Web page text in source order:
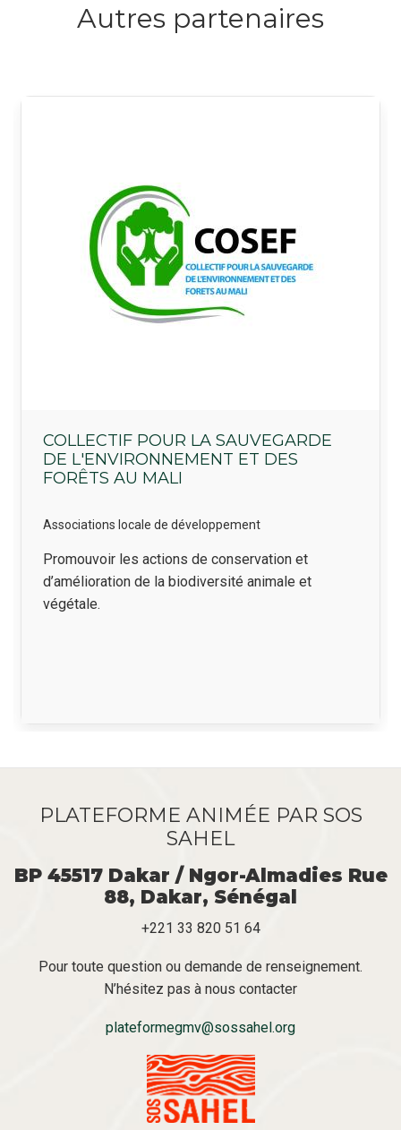
Autres partenaires
COLLECTIF POUR LA SAUVEGARDE
DE L'ENVIRONNEMENT ET DES
FORÊTS AU MALI
Associations locale de développement
Résumé
Promouvoir les actions de conservation et
d’amélioration de la biodiversité animale et
végétale.
PLATEFORME ANIMÉE PAR SOS
SAHEL
BP 45517 Dakar / Ngor-Almadies Rue
88, Dakar, Sénégal
+221 33 820 51 64
Pour toute question ou demande de renseignement.
N’hésitez pas à nous contacter
plateformegmv@sossahel.org